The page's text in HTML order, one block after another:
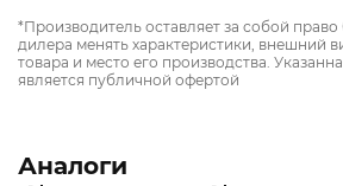
*Производитель оставляет за собой
дилера менять характеристики, внешний
товара и место его производства.
является публичной офертой
Аналоги